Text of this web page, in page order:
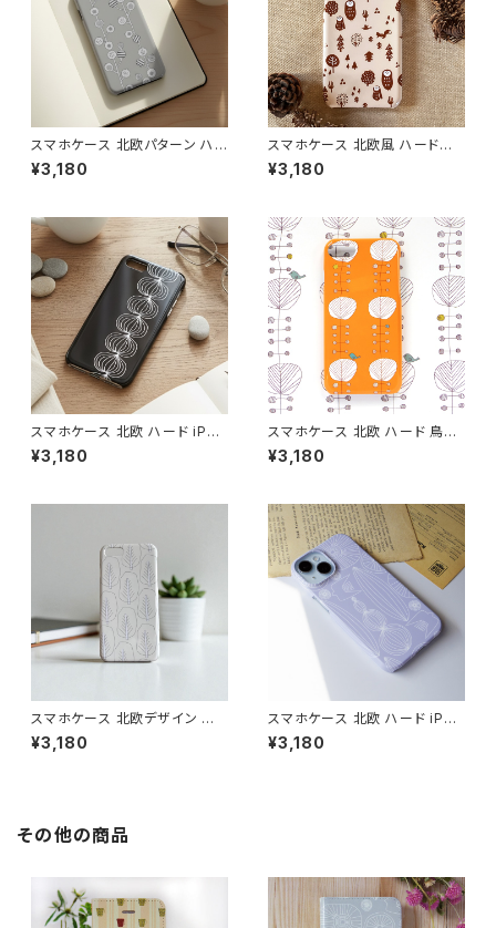
スマホケース 北欧パターン ハ
ードケース iPhone17/galaxy/
Googlepixel/Xperia ニュア
レイ】 hardcase
¥3,180
スマホケース 北欧風 ハードケ
ース iPhone17/galaxy/Goog
lepixel/Xperia 動物 フクロウ
¥3,180
スマホケース 北欧 ハード iPho
ne17/16/15/ モノトーン シンプ
ル ギフト おしゃれ【玉ねぎ】 har
¥3,180
スマホケース 北欧 ハード 鳥柄
iPhone17/16/Pixel/Galaxy
大人可愛い【オレンジの木と鳥】
¥3,180
スマホケース 北欧デザイン ハ
ードケース iPhone17/galaxy/
Googlepixel/Xperia シンプ
¥3,180
スマホケース 北欧 ハード iPho
ne17/16/15/galaxy/pixel グ
レーニュアンスカラー 鳥 花柄
¥3,180
その他の商品